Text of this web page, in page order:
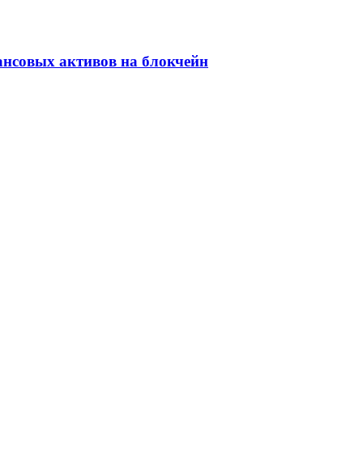
активов на блокчейн